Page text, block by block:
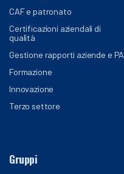
CAF e patronato
Certificazioni aziendali di
qualità
Gestione rapporti aziende e PA
Formazione
Innovazione
Terzo settore
Gruppi